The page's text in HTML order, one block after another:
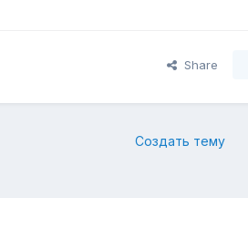
Share
Создать тему